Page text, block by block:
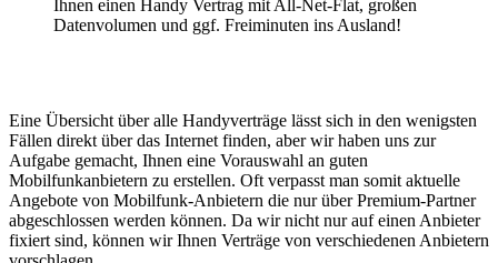
Ihnen einen Handy Vertrag mit All-Net-Flat, großen
Datenvolumen und ggf. Freiminuten ins Ausland!
Eine Übersicht über alle Handyverträge lässt sich in den wenigsten
Fällen direkt über das Internet finden, aber wir haben uns zur
Aufgabe gemacht, Ihnen eine Vorauswahl an guten
Mobilfunkanbietern zu erstellen. Oft verpasst man somit aktuelle
Angebote von Mobilfunk-Anbietern die nur über Premium-Partner
abgeschlossen werden können. Da wir nicht nur auf einen Anbieter
fixiert sind, können wir Ihnen Verträge von verschiedenen Anbietern